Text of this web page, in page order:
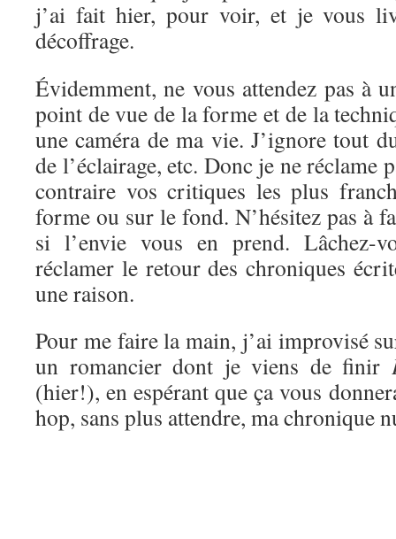
j’ai fait hier, pour voir, et je vous
décoffrage.
Évidemment, ne vous attendez pas à
point de vue de la forme et de la
une caméra de ma vie. J’ignore tout
de l’éclairage, etc. Donc je ne réclame
contraire vos critiques les plus
forme ou sur le fond. N’hésitez pas à
si l’envie vous en prend. Lâchez-
réclamer le retour des chroniques
une raison.
Pour me faire la main, j’ai improvisé
un romancier dont je viens de finir
(hier!), en espérant que ça vous
hop, sans plus attendre, ma chronique